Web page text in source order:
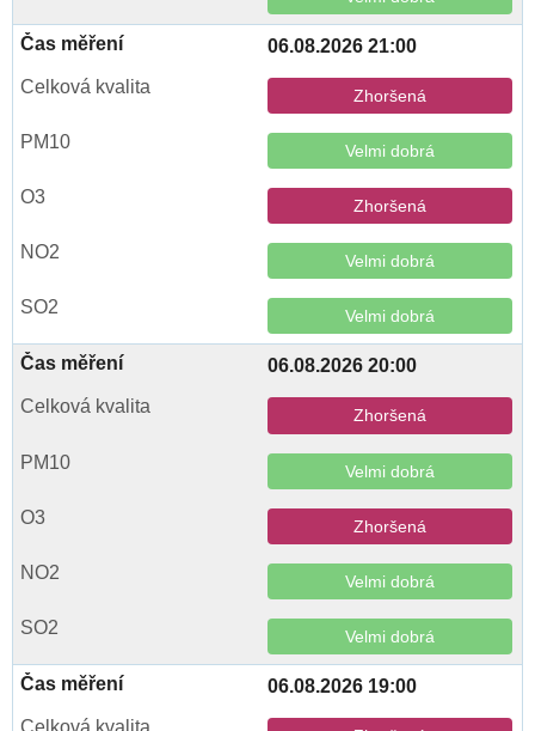
06.08.2026 21:00
Zhoršená
Velmi dobrá
Zhoršená
Velmi dobrá
Velmi dobrá
06.08.2026 20:00
Zhoršená
Velmi dobrá
Zhoršená
Velmi dobrá
Velmi dobrá
06.08.2026 19:00